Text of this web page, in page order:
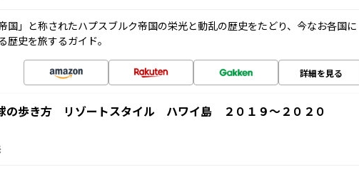
国」と称されたハプスブルク帝国の栄光と動乱の歴史をたどり、今なお各国に
歴史を旅するガイド。
詳細を見る
の歩き方 リゾートスタイル ハワイ島 ２０１９～２０２０